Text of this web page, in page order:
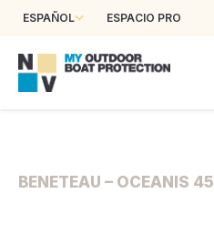
ESPAÑOL ESPACIO PRO
BENETEAU – OCEANIS